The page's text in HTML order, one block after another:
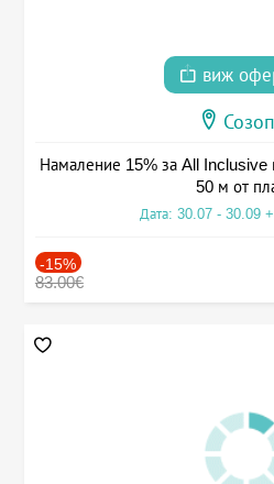
виж
Намаление 15% за All Inclusive
50 м от
Дата: 30.07 - 30.09
-15%
83.00€